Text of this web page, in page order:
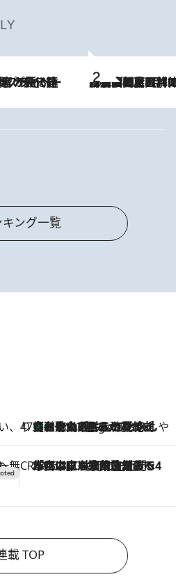
2026.8.8
「最後に見られてよかった」上野動物園の東園パンダ舎が解体前に特別公開。8月16日まで延長されたパネル展と共に辿る“半世紀”のパンダ飼育《解体工事の図面あり》
キング一覧
47都道府県の手みやげ ひんやりスイーツで夏を満喫
8 Hours Ago
【和歌山県】この夏絶対食べたい 冷やしておいしいおやつ3選 みかんがごろっと丸ごと入ったジュレ
へ CREA'S CHOICE
2026.8.7
「立川にも歌舞伎があるんだよ」 片岡仁左衛門・市川中車ら豪華座組みで4年目の立川立飛歌舞伎へ
載 TOP